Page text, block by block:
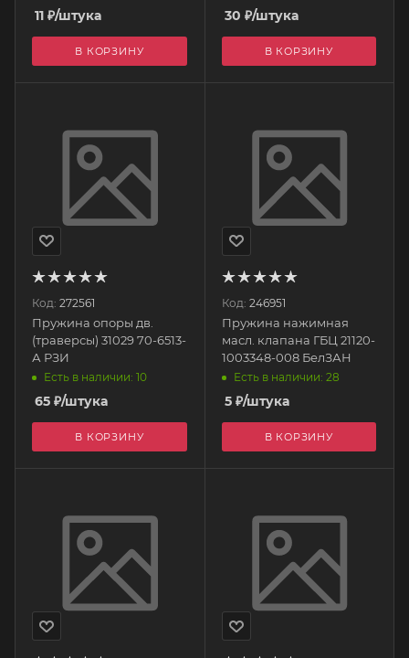
11 ₽/штука
В КОРЗИНУ
30 ₽/штука
В КОРЗИНУ
Код: 272561
Пружина опоры дв.
(траверсы) 31029 70-6513-
А РЗИ
Есть в наличии: 10
65 ₽/штука
В КОРЗИНУ
Код: 246951
Пружина нажимная
масл. клапана ГБЦ 21120-
1003348-008 БелЗАН
Есть в наличии: 28
5₽/штука
В КОРЗИНУ